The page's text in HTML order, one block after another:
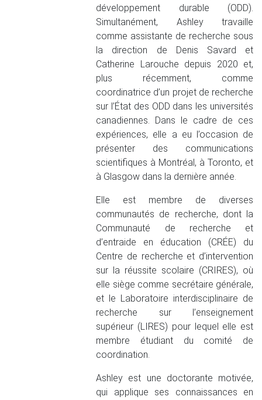
développement durable (ODD).
Simultanément, Ashley travaille
comme assistante de recherche sous
la direction de Denis Savard et
Catherine Larouche depuis 2020 et,
plus récemment, comme
coordinatrice d’un projet de recherche
sur l’État des ODD dans les universités
canadiennes. Dans le cadre de ces
expériences, elle a eu l’occasion de
présenter des communications
scientifiques à Montréal, à Toronto, et
à Glasgow dans la dernière année.
Elle est membre de diverses
communautés de recherche, dont la
Communauté de recherche et
d’entraide en éducation (CRÉE) du
Centre de recherche et d’intervention
sur la réussite scolaire (CRIRES), où
elle siège comme secrétaire générale,
et le Laboratoire interdisciplinaire de
recherche sur l’enseignement
supérieur (LIRES) pour lequel elle est
membre étudiant du comité de
coordination.
Ashley est une doctorante motivée,
qui applique ses connaissances en